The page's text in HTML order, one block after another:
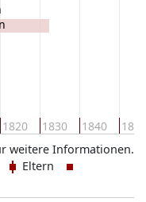
1820 1830 1840 1850
weitere Informationen.
Eltern